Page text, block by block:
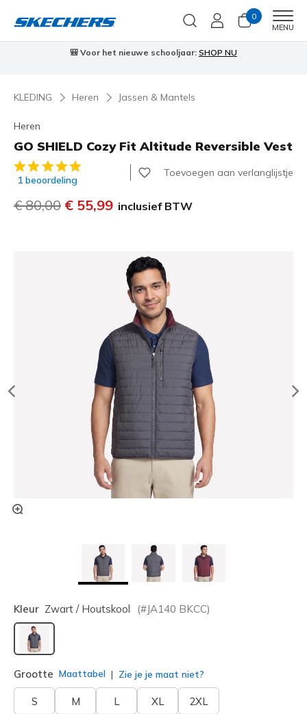
0
MENU
🎒 Voor het nieuwe schooljaar: SHOP NU
KLEDING Heren Jassen & Mantels
Heren
GO SHIELD Cozy Fit Altitude Reversible Vest
4,9 van de 5 klantbeoordelingen
1 beoordeling
Toevoegen aan verlanglijstje
Prijs verlaagd van
€ 80,00 naar
€ 55,99 inclusief BTW
Kleur Zwart / Houtskool (#JA140 BKCC)
geselecteerd
Grootte Maattabel Zie je je maat niet?
S M L XL 2XL